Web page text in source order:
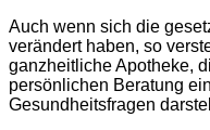
Auch wenn sich die
verändert haben, so
ganzheitliche Apotheke,
persönlichen Beratung
Gesundheitsfragen